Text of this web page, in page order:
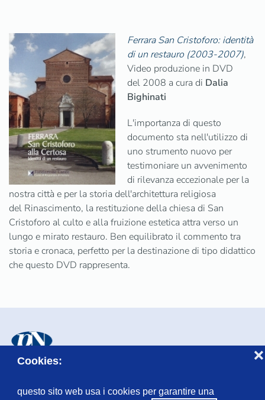
Cookies:
questo sito web usa i cookies per garantire una
❌
Ferrara San Cristoforo: identità
di un restauro (2003-2007),
Video produzione in DVD
del 2008 a cura di Dalia
Bighinati
L'importanza di questo
documento sta nell'utilizzo di
uno strumento nuovo per
testimoniare un avvenimento
di rilevanza eccezionale per la
nostra città e per la storia dell'architettura religiosa
del Rinascimento, la restituzione della chiesa di San
Cristoforo al culto e alla fruizione estetica attra verso un
lungo e mirato restauro. Ben equilibrato il commento tra
storia e cronaca, perfetto per la destinazione di tipo didattico
che questo DVD rappresenta.
Ferrara